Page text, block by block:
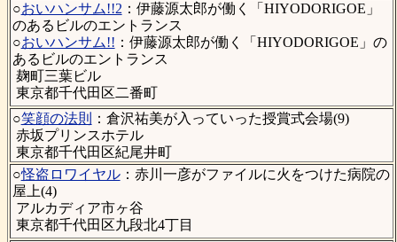
○おいハンサム!!2 ：伊藤源太郎が働く「HIYODORIGOE」
のあるビルのエントランス
○おいハンサム!! ：伊藤源太郎が働く「HIYODORIGOE」の
あるビルのエントランス
麹町三葉ビル
東京都千代田区二番町
○笑顔の法則
：倉沢祐美が入っていった授賞式会場(9)
赤坂プリンスホテル
東京都千代田区紀尾井町
○怪盗ロワイヤル：赤川一彦がファイルに火をつけた病院の
屋上(4)
アルカディア市ヶ谷
東京都千代田区九段北4丁目